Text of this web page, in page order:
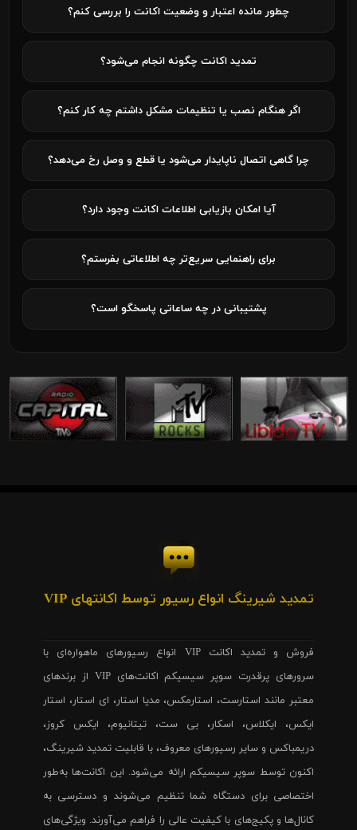
چطور مانده اعتبار و وضعیت اکانت را بررسی کنم؟
تمدید اکانت چگونه انجام می‌شود؟
اگر هنگام نصب یا تنظیمات مشکل داشتم چه کار کنم؟
چرا گاهی اتصال ناپایدار می‌شود یا قطع و وصل رخ می‌دهد؟
آیا امکان بازیابی اطلاعات اکانت وجود دارد؟
برای راهنمایی سریع‌تر چه اطلاعاتی بفرستم؟
پشتیبانی در چه ساعاتی پاسخگو است؟
تمدید شیرینگ انواع رسیور توسط اکانتهای VIP
فروش و تمدید اکانت VIP انواع رسیورهای ماهواره‌ای با
سرورهای پرقدرت سوپر سیسیکم اکانت‌های VIP از برندهای
معتبر مانند استارست، استارمکس، مدیا استار، ای استار، استار
ایکس، ایکلاس، اسکار، بی ست، تیتانیوم، ایکس کروز،
دریمباکس و سایر رسیورهای معروف، با قابلیت تمدید شیرینگ،
اکنون توسط سوپر سیسیکم ارائه می‌شود. این اکانت‌ها به‌طور
اختصاصی برای دستگاه شما تنظیم می‌شوند و دسترسی به
کانال‌ها و پکیج‌های با کیفیت عالی را فراهم می‌آورند. ویژگی‌های